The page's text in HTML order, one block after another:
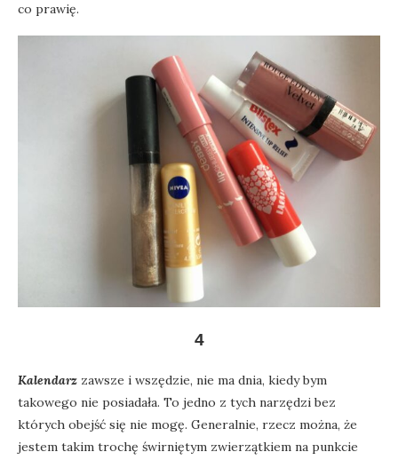
co prawię.
4
Kalendarz zawsze i wszędzie, nie ma dnia, kiedy bym
takowego nie posiadała. To jedno z tych narzędzi bez
których obejść się nie mogę. Generalnie, rzecz można, że
jestem takim trochę świrniętym zwierzątkiem na punkcie